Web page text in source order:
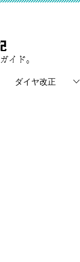
ダイヤ改正